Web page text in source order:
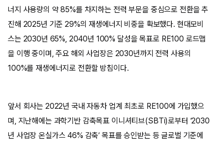
너지 사용량의 약 85%를 차지하는 전력 부문을 중심으로 전환을 추
진해 2025년 기준 29%의 재생에너지 비중을 확보했다. 현대모비
스는 2030년 65%, 2040년 100% 달성을 목표로 RE100 로드맵
을 이행 중이며, 주요 해외 사업장은 2030년까지 전력 사용의
100%를 재생에너지로 전환할 방침이다.
앞서 회사는 2022년 국내 자동차 업계 최초로 RE100에 가입했으
며, 지난해에는 과학기반 감축목표 이니셔티브(SBTi)로부터 ‘2030
년 사업장 온실가스 46% 감축’ 목표를 승인받는 등 글로벌 기준에